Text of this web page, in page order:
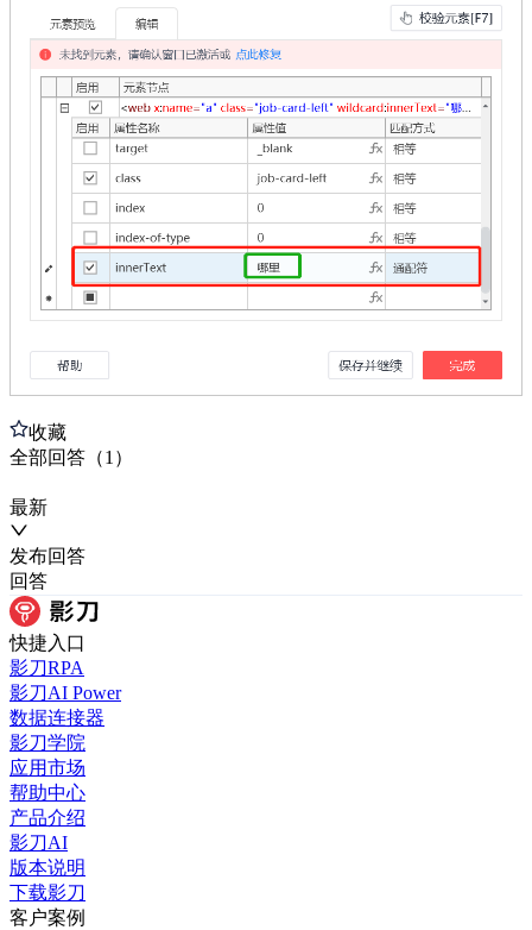
收藏
全部回答 （1 ）
最新
发布回答
回答
快捷入口
影刀RPA
影刀AI Power
数据连接器
影刀学院
应用市场
帮助中心
产品介绍
影刀AI
版本说明
下载影刀
客户案例